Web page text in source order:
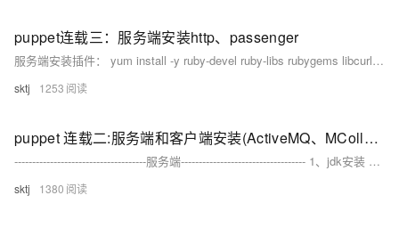
puppet连载三：服务端安装http、passenger
服务端安装插件： yum install -y ruby-devel ruby-libs rubygems libcurl-devel httpd httpd-devel apr-util-devel apr-devel mod_ssl gcc-c++...
sktj 1253
puppet 连载二:服务端和客户端安装(ActiveMQ、MCollective)
-------------------------------------服务端----------------------------------- 1、jdk安装 vi /etc/profile export JAVA_HOME=/usr/loca...
sktj 1380